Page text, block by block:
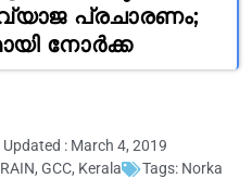
വ്യാജ പ്രചാരണം;
നോർക്ക
Updated : March 4, 2019
, GCC, Kerala Tags: Norka